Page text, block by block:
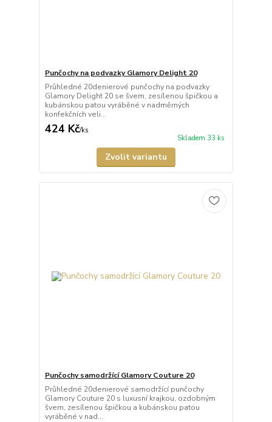
Punčochy na podvazky Glamory Delight 20
Průhledné 20denierové punčochy na podvazky
Glamory Delight 20 se švem, zesílenou špičkou a
kubánskou patou vyráběné v nadměrných
konfekčních veli...
424 Kč/ks
Skladem 33 ks
Zvolit variantu
Punčochy samodržící Glamory Couture 20
Průhledné 20denierové samodržící punčochy
Glamory Couture 20 s luxusní krajkou, ozdobným
švem, zesílenou špičkou a kubánskou patou
vyráběné v nad...